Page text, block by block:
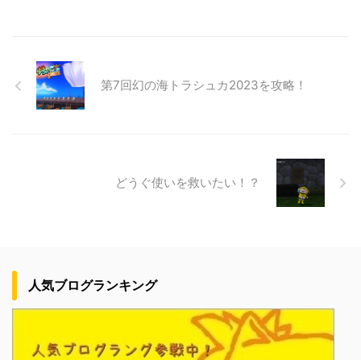
第7回幻の海トラシュカ2023を攻略！
どうぐ使いを救いたい！？
人気ブログランキング